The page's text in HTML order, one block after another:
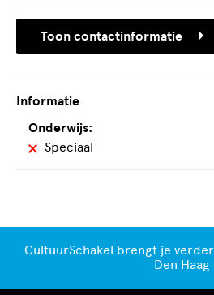
Toon contactinformatie
Informatie
Onderwijs:
Speciaal
CultuurSchakel brengt je
Den Haag